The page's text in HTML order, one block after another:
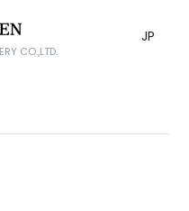
CO.,LTD.
JP